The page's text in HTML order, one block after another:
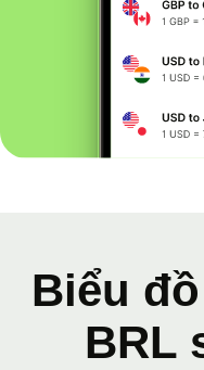
Biểu
BRL